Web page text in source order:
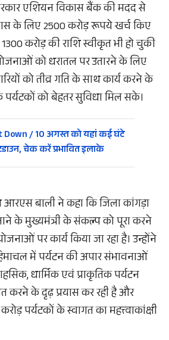
एशियन विकास बैंक की मदद से
के लिए 2500 करोड़ रूपये खर्च किए
1300 करोड़ की राशि स्वीकृत भी हो चुकी
को धरातल पर उतारने के लिए
को तीव्र गति के साथ कार्य करने के
पर्यटकों को बेहतर सुविधा मिल सके।
Down / 10 अगस्त को यहां कई घंटे
चेक करें प्रभावित इलाके
आरएस बाली ने कहा कि जिला कांगड़ा
के मुख्यमंत्री के संकल्प को पूरा करने
पर कार्य किया जा रहा है। उन्होंने
में पर्यटन की अपार संभावनाओं
धार्मिक एवं प्राकृतिक पर्यटन
करने के दृढ़ प्रयास कर रही है और
पर्यटकों के स्वागत का महत्त्वाकांक्षी